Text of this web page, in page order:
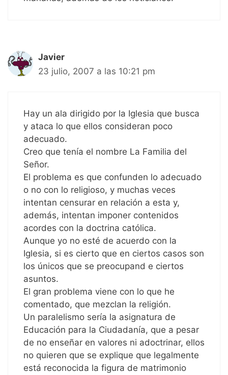
Javier
23 julio, 2007 a las 10:21 pm
Hay un ala dirigido por la Iglesia que busca
y ataca lo que ellos consideran poco
adecuado.
Creo que tenía el nombre La Familia del
Señor.
El problema es que confunden lo adecuado
o no con lo religioso, y muchas veces
intentan censurar en relación a esta y,
además, intentan imponer contenidos
acordes con la doctrina católica.
Aunque yo no esté de acuerdo con la
Iglesia, si es cierto que en ciertos casos son
los únicos que se preocupand e ciertos
asuntos.
El gran problema viene con lo que he
comentado, que mezclan la religión.
Un paralelismo sería la asignatura de
Educación para la Ciudadanía, que a pesar
de no enseñar en valores ni adoctrinar, ellos
no quieren que se explique que legalmente
está reconocida la figura de matrimonio